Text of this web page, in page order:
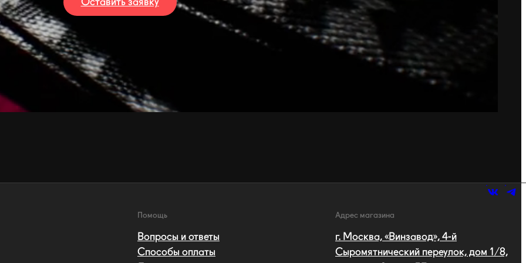
Оставить заявку
Помощь
Вопросы и ответы
Способы оплаты
Адрес магазина
г. Москва, «Винзавод», 4-й
Сыромятнический переулок, дом 1/8,